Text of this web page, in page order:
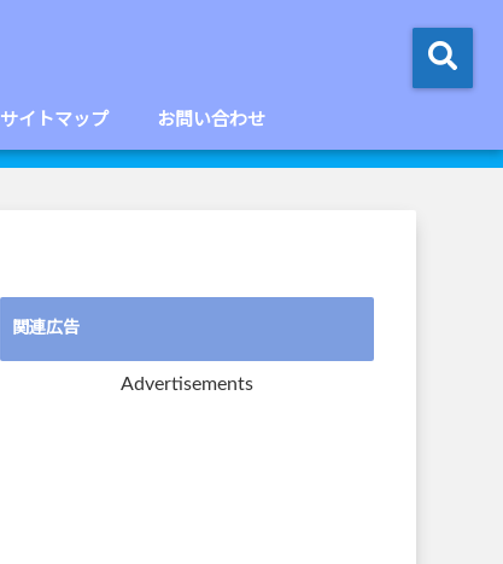
サイトマップ お問い合わせ
関連広告
Advertisements